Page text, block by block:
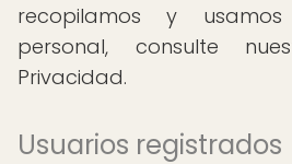
recopilamos y
personal, consulte
Privacidad.
Usuarios registrados